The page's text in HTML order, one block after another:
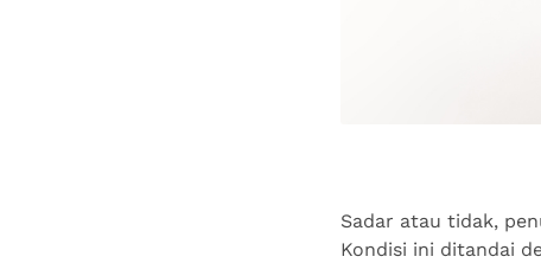
Sadar atau tidak,
Kondisi ini ditandai